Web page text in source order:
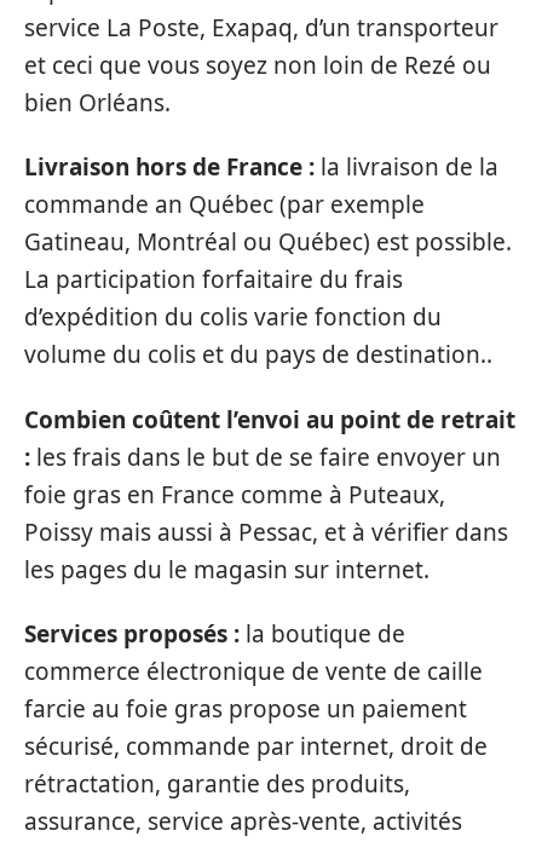
service La Poste, Exapaq, d’un transporteur
et ceci que vous soyez non loin de Rezé ou
bien Orléans.
Livraison hors de France : la livraison de la
commande an Québec (par exemple
Gatineau, Montréal ou Québec) est possible.
La participation forfaitaire du frais
d’expédition du colis varie fonction du
volume du colis et du pays de destination..
Combien coûtent l’envoi au point de retrait
: les frais dans le but de se faire envoyer un
foie gras en France comme à Puteaux,
Poissy mais aussi à Pessac, et à vérifier dans
les pages du le magasin sur internet.
Services proposés : la boutique de
commerce électronique de vente de caille
farcie au foie gras propose un paiement
sécurisé, commande par internet, droit de
rétractation, garantie des produits,
assurance, service après-vente, activités